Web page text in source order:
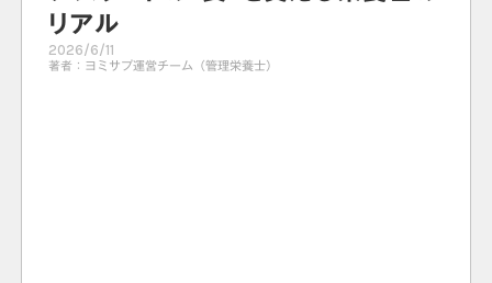
リアル
2026/6/11
著者： ヨミサプ運営チーム（管理栄養士）